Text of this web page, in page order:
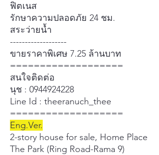
ฟิตเนส
รักษาความปลอดภัย 24 ชม.
สระว่ายน้ำ
-------------------
ขายราคาพิเศษ 7.25 ล้านบาท
===================
สนใจติดต่อ
นุช : 0944924228
Line Id : theeranuch_thee
===================
Eng.Ver.
2-story house for sale, Home Place
The Park (Ring Road-Rama 9)